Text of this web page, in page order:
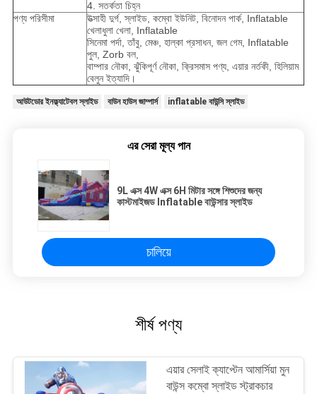
4. সতর্কতা চিহ্ন
পণ্য পরিসীমা
উত্সাহী দুর্গ, স্লাইড, কম্বো ইউনিট, বিনোদন পার্ক, Inflatable
খেলাধুলা খেলা, Inflatable
সিনেমা পর্দা, তাঁবু, মেঞ্চ, হাল্কা প্রসাধন, জল গেম, Inflatable
পুল, Zorb বল,
বাম্পার নৌকা, ঝুঁকিপূর্ণ নৌকা, ক্রিসমাস পণ্য, এয়ার নর্তকী, হিলিয়াম
বেলুন ইত্যাদি।
আউটডোর ইনফ্ল্যাটেবল স্লাইড বাউন হাউস জাম্পার্স inflatable বাউন্সি স্লাইড
এর সেরা মূল্য পান
9L এক্স 4W এক্স 6H মিটার সঙ্গে শিশুদের জন্য
কাস্টমাইজড Inflatable বাউন্সার স্লাইড
চালিয়ে
শীর্ষ পণ্য
এয়ার সেলাই ক্যাপ্টেন আমার্সিয়া মুন
বাউন্স কম্বো স্লাইড স্ট্রাকচার